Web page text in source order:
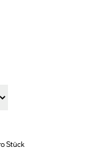
Stück